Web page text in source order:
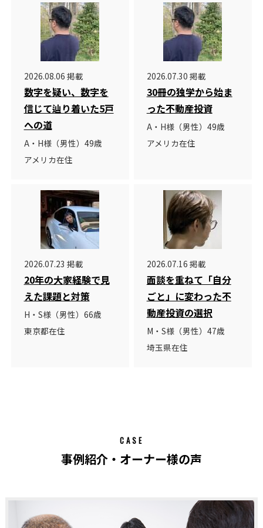
2026.08.06 掲載
数字を疑い、数字を
信じて辿り着いた5戸
への道
A・H様（男性）49歳
アメリカ在住
2026.07.30 掲載
30冊の独学から始ま
った不動産投資
A・H様（男性）49歳
アメリカ在住
2026.07.23 掲載
20年の大家経験で見
えた課題と対策
H・S様（男性）66歳
東京都在住
2026.07.16 掲載
面談を重ねて「自分
ごと」に変わった不
動産投資の選択
M・S様（男性）47歳
埼玉県在住
CASE
事例紹介・オーナー様の声